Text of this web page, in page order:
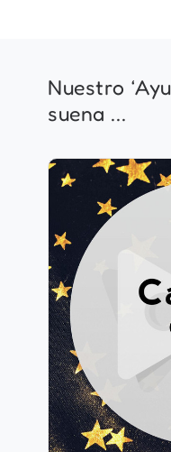
Nuestro
suena ...